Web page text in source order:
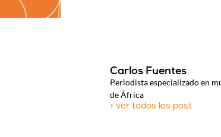
Carlos Fuentes
Periodista especializado en
de África
> ver todos los post